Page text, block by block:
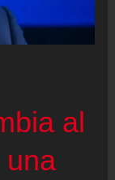
al
una